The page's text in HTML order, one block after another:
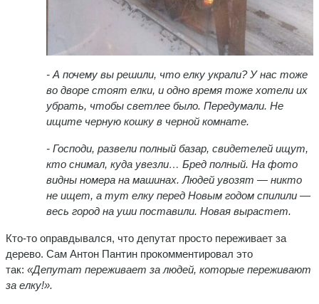
- А почему вы решили, что елку украли? У нас тоже
во дворе стоят елки, и одно время тоже хотели их
убрать, чтобы светлее было. Передумали. Не
ищите черную кошку в черной комнате.
- Господи, развели полный базар, свидетелей ищут,
кто снимал, куда увезли… Бред полный. На фото
видны номера на машинах. Людей увозят — никто
не ищет, а тут елку перед Новым годом спилили —
весь город на уши поставили. Новая вырастет.
Кто-то оправдывался, что депутат просто переживает за
дерево. Сам Антон Пантин прокомментировал это
так: «Депутат переживает за людей, которые переживают
за елку!».